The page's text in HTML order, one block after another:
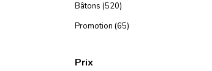
Bâtons (520)
Promotion (65)
Prix